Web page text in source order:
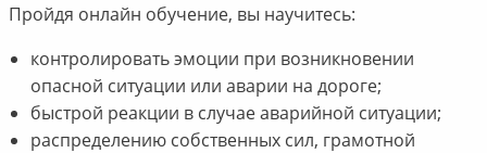
Пройдя онлайн обучение, вы научитесь:
контролировать эмоции при возникновении
опасной ситуации или аварии на дороге;
быстрой реакции в случае аварийной ситуации;
распределению собственных сил, грамотной